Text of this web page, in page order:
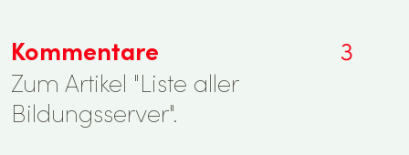
Kommentare
3
Zum Artikel "Liste aller
Bildungsserver".